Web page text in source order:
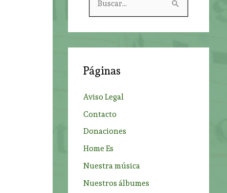
r
:
Páginas
Aviso Legal
Contacto
Donaciones
Home Es
Nuestra música
Nuestros álbumes